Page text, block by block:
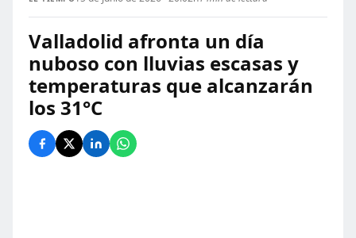
Valladolid afronta un día
nuboso con lluvias escasas y
temperaturas que alcanzarán
los 31°C